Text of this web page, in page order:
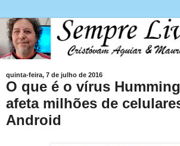
quinta-feira, 7 de julho de 2016
O que é o vírus
afeta milhões de
Android